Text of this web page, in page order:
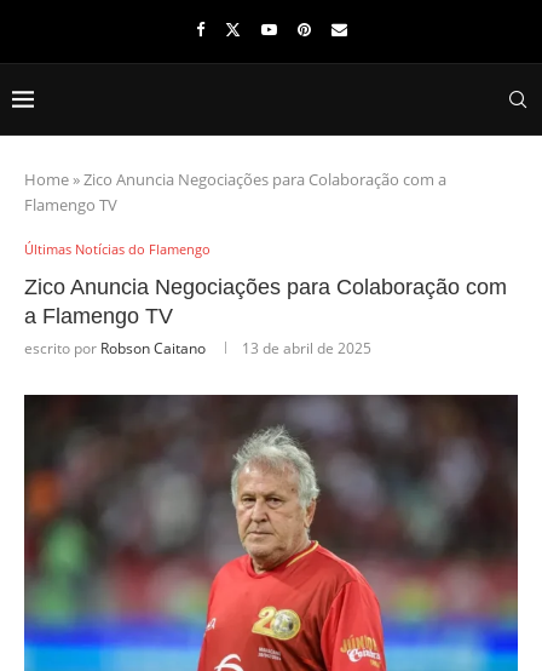
Home»Zico Anuncia Negociações para Colaboração com a
Flamengo TV
Últimas Notícias do Flamengo
Zico Anuncia Negociações para Colaboração com
a Flamengo TV
escrito por Robson Caitano 13 de abril de 2025